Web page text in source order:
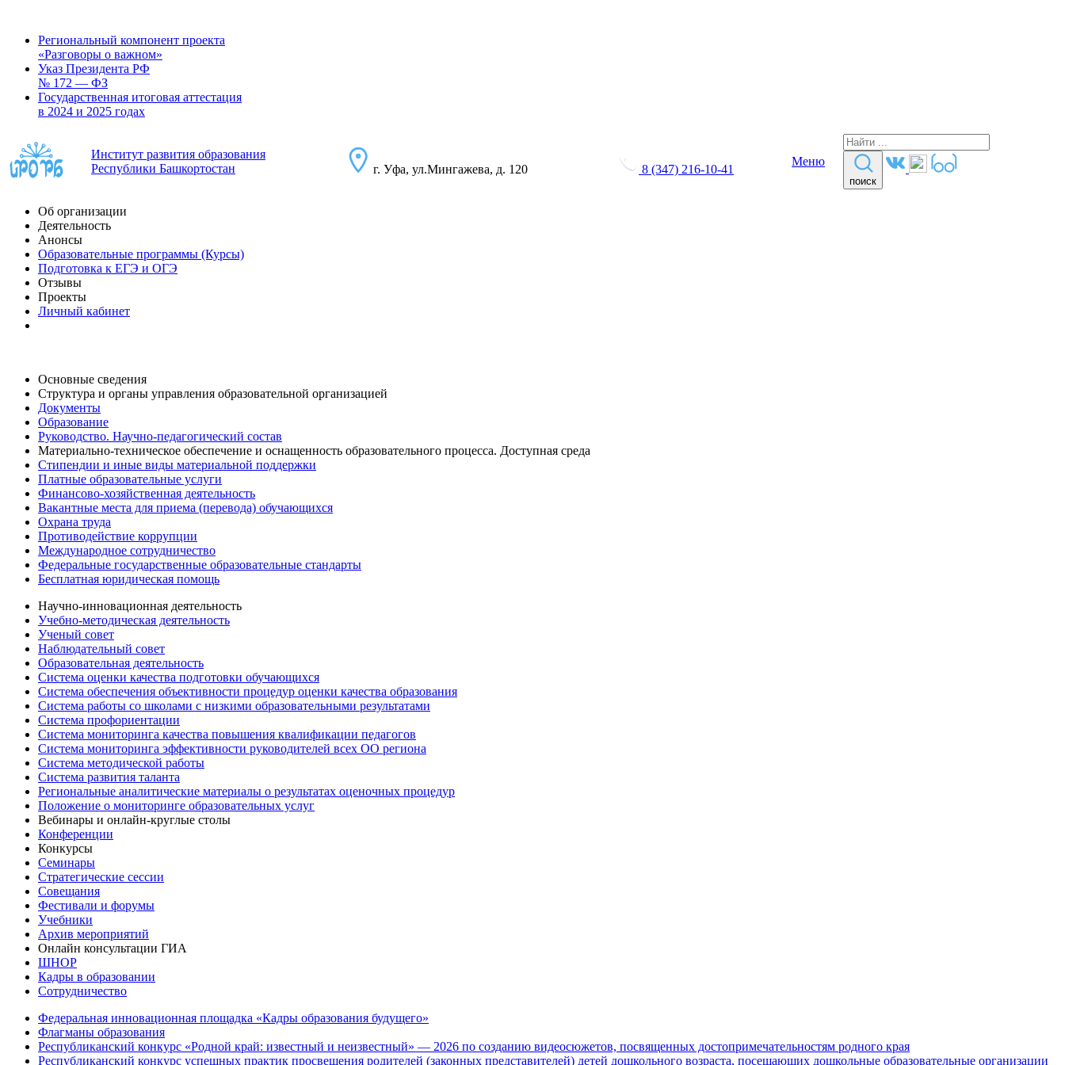
Региональный компонент проекта
«Разговоры о важном»
Указ Президента РФ
№ 172 — ФЗ
Государственная итоговая аттестация
в 2024 и 2025 годах
Институт развития образования
Республики Башкортостан
г. Уфа, ул.Мингажева, д. 120 8 (347) 216-10-41
Меню
поиск
Об организации
Деятельность
Анонсы
Образовательные программы (Курсы)
Подготовка к ЕГЭ и ОГЭ
Отзывы
Проекты
Личный кабинет
Основные сведения
Структура и органы управления образовательной организацией
Документы
Образование
Руководство. Научно-педагогический состав
Материально-техническое обеспечение и оснащенность образовательного процесса. Доступная среда
Стипендии и иные виды материальной поддержки
Платные образовательные услуги
Финансово-хозяйственная деятельность
Вакантные места для приема (перевода) обучающихся
Охрана труда
Противодействие коррупции
Международное сотрудничество
Федеральные государственные образовательные стандарты
Бесплатная юридическая помощь
Научно-инновационная деятельность
Учебно-методическая деятельность
Ученый совет
Наблюдательный совет
Образовательная деятельность
Система оценки качества подготовки обучающихся
Система обеспечения объективности процедур оценки качества образования
Система работы со школами с низкими образовательными результатами
Система профориентации
Система мониторинга качества повышения квалификации педагогов
Система мониторинга эффективности руководителей всех ОО региона
Система методической работы
Система развития таланта
Региональные аналитические материалы о результатах оценочных процедур
Положение о мониторинге образовательных услуг
Вебинары и онлайн-круглые столы
Конференции
Конкурсы
Семинары
Стратегические сессии
Совещания
Фестивали и форумы
Учебники
Архив мероприятий
Онлайн консультации ГИА
ШНОР
Кадры в образовании
Сотрудничество
Федеральная инновационная площадка «Кадры образования будущего»
Флагманы образования
Республиканский конкурс «Родной край: известный и неизвестный» — 2026 по созданию видеосюжетов, посвященных достопримечательностям родного края
Республиканский конкурс успешных практик просвещения родителей (законных представителей) детей дошкольного возраста, посещающих дошкольные образовательные организации